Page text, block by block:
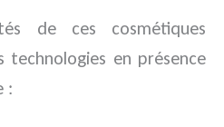
de ces cosmétiques
technologies en présence
: